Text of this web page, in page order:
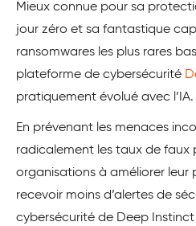
Mieux connue pour sa
jour zéro et sa fantastique
ransomwares les plus rares
plateforme de cybersécurité
pratiquement évolué avec l’IA.
En prévenant les menaces
radicalement les taux de faux
organisations à améliorer leur
recevoir moins d’alertes de
cybersécurité de Deep Instinct